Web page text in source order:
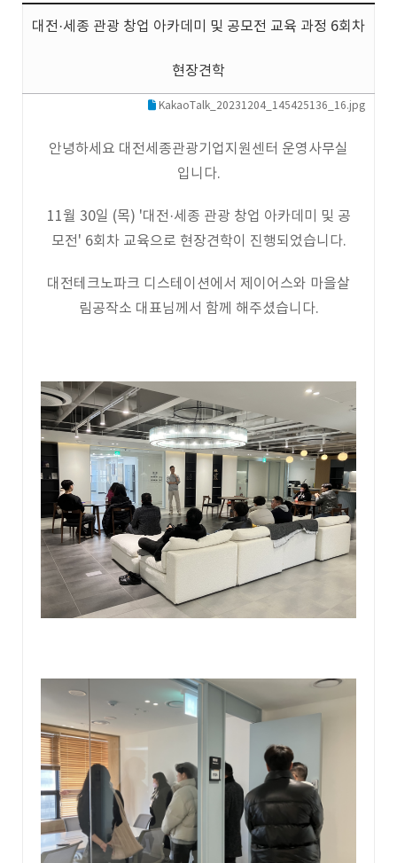
대전·세종 관광 창업 아카데미 및 공모전 교육 과정 6회차
현장견학
KakaoTalk_20231204_145425136_16.jpg
안녕하세요 대전세종관광기업지원센터 운영사무실
입니다.
11월 30일 (목) '대전·세종 관광 창업 아카데미 및 공
모전' 6회차 교육으로 현장견학이 진행되었습니다.
대전테크노파크 디스테이션에서 제이어스와 마을살
림공작소 대표님께서 함께 해주셨습니다.